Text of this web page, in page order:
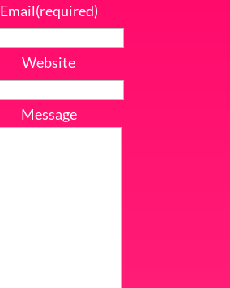
Email(required)
Website
Message